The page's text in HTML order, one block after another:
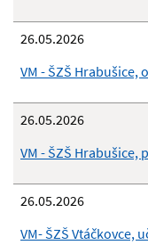
26.05.2026
VM - ŠZŠ
26.05.2026
VM - ŠZŠ Hrabušice,
26.05.2026
VM- ŠZŠ Vtáčkovce,